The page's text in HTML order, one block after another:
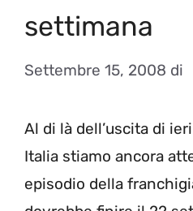
settimana
Settembre 15, 2008 di
Al di là dell’uscita di
Italia stiamo ancora
episodio della